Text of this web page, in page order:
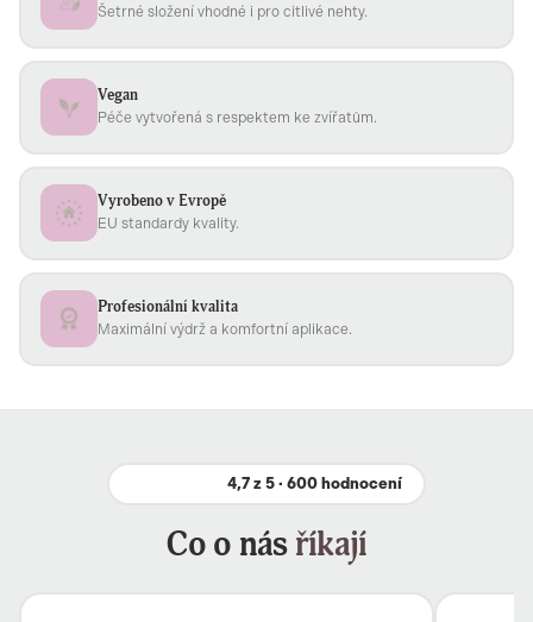
Šetrné složení vhodné i pro citlivé nehty.
Vegan
Péče vytvořená s respektem ke zvířatům.
Vyrobeno v Evropě
EU standardy kvality.
Profesionální kvalita
Maximální výdrž a komfortní aplikace.
4,7 z 5 · 600 hodnocení
Co o násříkají